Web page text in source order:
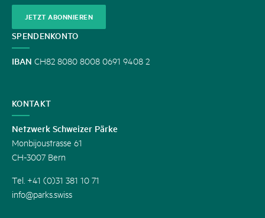
JETZT ABONNIEREN
SPENDENKONTO
IBAN CH82 8080 8008 0691 9408 2
KONTAKT
Netzwerk Schweizer Pärke
Monbijoustrasse 61
CH-3007 Bern
Tel. +41 (0)31 381 10 71
info@parks.swiss